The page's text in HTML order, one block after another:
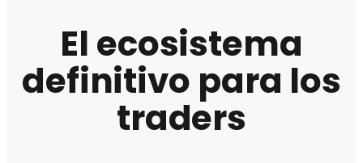
El ecosistema
definitivo para los
traders